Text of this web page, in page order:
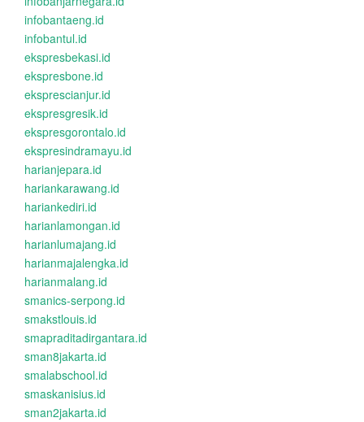
infobantaeng.id
infobantul.id
ekspresbekasi.id
ekspresbone.id
eksprescianjur.id
ekspresgresik.id
ekspresgorontalo.id
ekspresindramayu.id
harianjepara.id
hariankarawang.id
hariankediri.id
harianlamongan.id
harianlumajang.id
harianmajalengka.id
harianmalang.id
smanics-serpong.id
smakstlouis.id
smapraditadirgantara.id
sman8jakarta.id
smalabschool.id
smaskanisius.id
sman2jakarta.id